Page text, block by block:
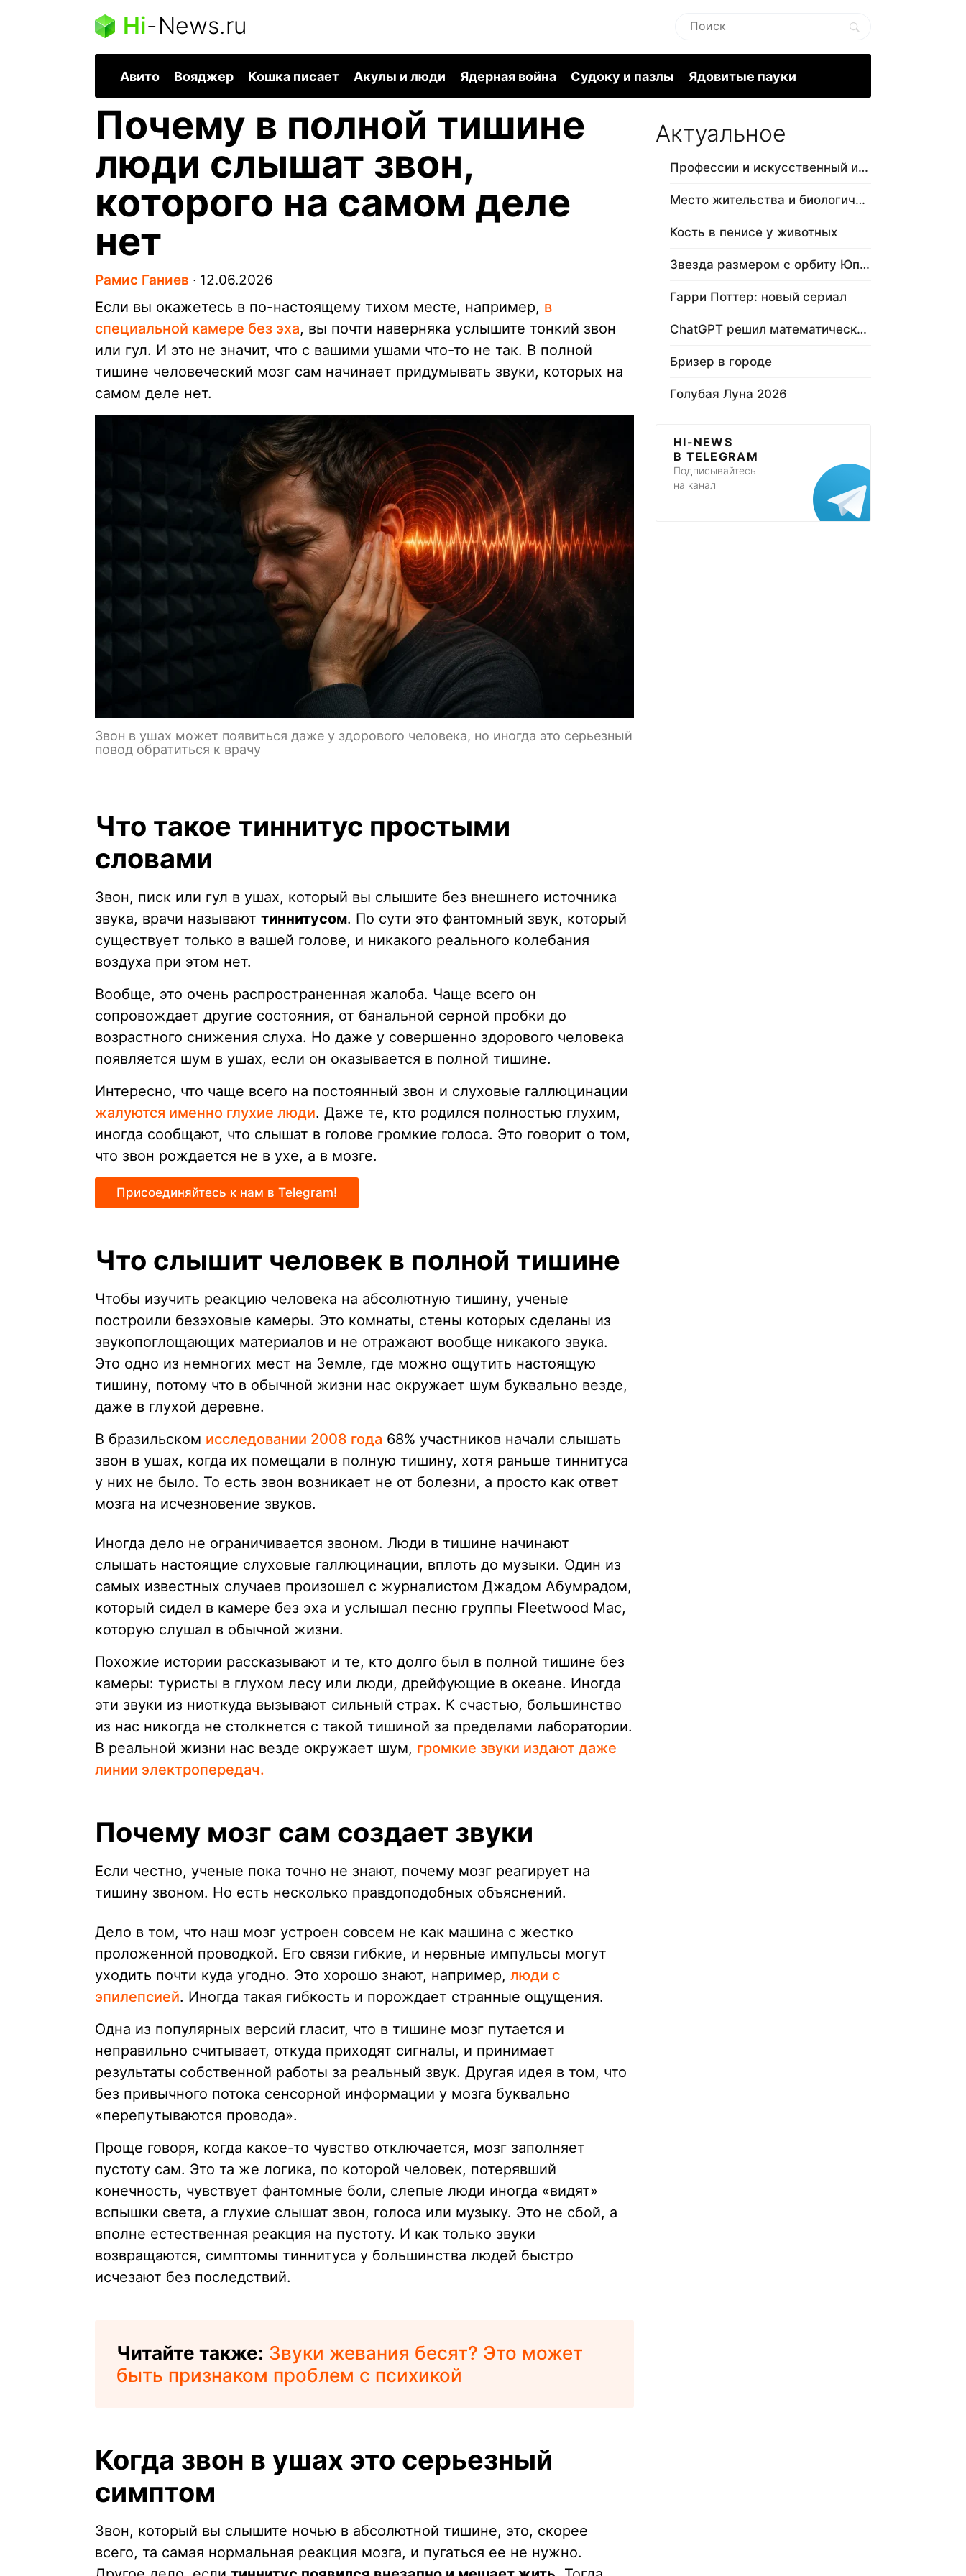
Hi-News.ru
Авито Вояджер Кошка писает Акулы и люди Ядерная война Судоку и пазлы Ядовитые пауки
Почему в полной тишине
люди слышат звон,
которого на самом деле
нет
Рамис Ганиев ∙ 12.06.2026
Если вы окажетесь в по-настоящему тихом месте, например, в
специальной камере без эха, вы почти наверняка услышите тонкий звон
или гул. И это не значит, что с вашими ушами что-то не так. В полной
тишине человеческий мозг сам начинает придумывать звуки, которых на
самом деле нет.
Звон в ушах может появиться даже у здорового человека, но иногда это серьезный
повод обратиться к врачу
Что такое тиннитус простыми
словами
Звон, писк или гул в ушах, который вы слышите без внешнего источника
звука, врачи называют тиннитусом. По сути это фантомный звук, который
существует только в вашей голове, и никакого реального колебания
воздуха при этом нет.
Вообще, это очень распространенная жалоба. Чаще всего он
сопровождает другие состояния, от банальной серной пробки до
возрастного снижения слуха. Но даже у совершенно здорового человека
появляется шум в ушах, если он оказывается в полной тишине.
Интересно, что чаще всего на постоянный звон и слуховые галлюцинации
жалуются именно глухие люди. Даже те, кто родился полностью глухим,
иногда сообщают, что слышат в голове громкие голоса. Это говорит о том,
что звон рождается не в ухе, а в мозге.
Присоединяйтесь к нам в Telegram!
Что слышит человек в полной тишине
Чтобы изучить реакцию человека на абсолютную тишину, ученые
построили безэховые камеры. Это комнаты, стены которых сделаны из
звукопоглощающих материалов и не отражают вообще никакого звука.
Это одно из немногих мест на Земле, где можно ощутить настоящую
тишину, потому что в обычной жизни нас окружает шум буквально везде,
даже в глухой деревне.
В бразильском исследовании 2008 года 68% участников начали слышать
звон в ушах, когда их помещали в полную тишину, хотя раньше тиннитуса
у них не было. То есть звон возникает не от болезни, а просто как ответ
мозга на исчезновение звуков.
Иногда дело не ограничивается звоном. Люди в тишине начинают
слышать настоящие слуховые галлюцинации, вплоть до музыки. Один из
самых известных случаев произошел с журналистом Джадом Абумрадом,
который сидел в камере без эха и услышал песню группы Fleetwood Mac,
которую слушал в обычной жизни.
Похожие истории рассказывают и те, кто долго был в полной тишине без
камеры: туристы в глухом лесу или люди, дрейфующие в океане. Иногда
эти звуки из ниоткуда вызывают сильный страх. К счастью, большинство
из нас никогда не столкнется с такой тишиной за пределами лаборатории.
В реальной жизни нас везде окружает шум, громкие звуки издают даже
линии электропередач.
Почему мозг сам создает звуки
Если честно, ученые пока точно не знают, почему мозг реагирует на
тишину звоном. Но есть несколько правдоподобных объяснений.
Дело в том, что наш мозг устроен совсем не как машина с жестко
проложенной проводкой. Его связи гибкие, и нервные импульсы могут
уходить почти куда угодно. Это хорошо знают, например, люди с
эпилепсией. Иногда такая гибкость и порождает странные ощущения.
Одна из популярных версий гласит, что в тишине мозг путается и
неправильно считывает, откуда приходят сигналы, и принимает
результаты собственной работы за реальный звук. Другая идея в том, что
без привычного потока сенсорной информации у мозга буквально
«перепутываются провода».
Проще говоря, когда какое-то чувство отключается, мозг заполняет
пустоту сам. Это та же логика, по которой человек, потерявший
конечность, чувствует фантомные боли, слепые люди иногда «видят»
вспышки света, а глухие слышат звон, голоса или музыку. Это не сбой, а
вполне естественная реакция на пустоту. И как только звуки
возвращаются, симптомы тиннитуса у большинства людей быстро
исчезают без последствий.
Читайте также: Звуки жевания бесят? Это может
быть признаком проблем с психикой
Когда звон в ушах это серьезный
симптом
Звон, который вы слышите ночью в абсолютной тишине, это, скорее
всего, та самая нормальная реакция мозга, и пугаться ее не нужно.
Актуальное
Профессии и искусственный интеллект
Место жительства и биологический в…
Кость в пенисе у животных
Звезда размером с орбиту Юпитера
Гарри Поттер: новый сериал
ChatGPT решил математическую задачу
Бризер в городе
Голубая Луна 2026
HI-NEWS
В TELEGRAM
Подписывайтесь
на канал